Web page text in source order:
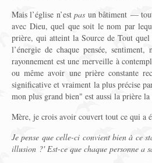
Mais l’église n’estpas un bâtiment — tout
avec Dieu, quel que soit le nom par
prière, qui atteint la Source de Tout
l’énergie de chaque pensée,
rayonnement est une merveille à
ou même avoir une prière constante
significative et vraiment la plus précise
mon plus grand bien" est aussi la prière
Mère, je crois avoir couvert tout ce qui a
Je pense que celle-ci convient bien à ce
illusion ?' Est-ce que chaque personne a